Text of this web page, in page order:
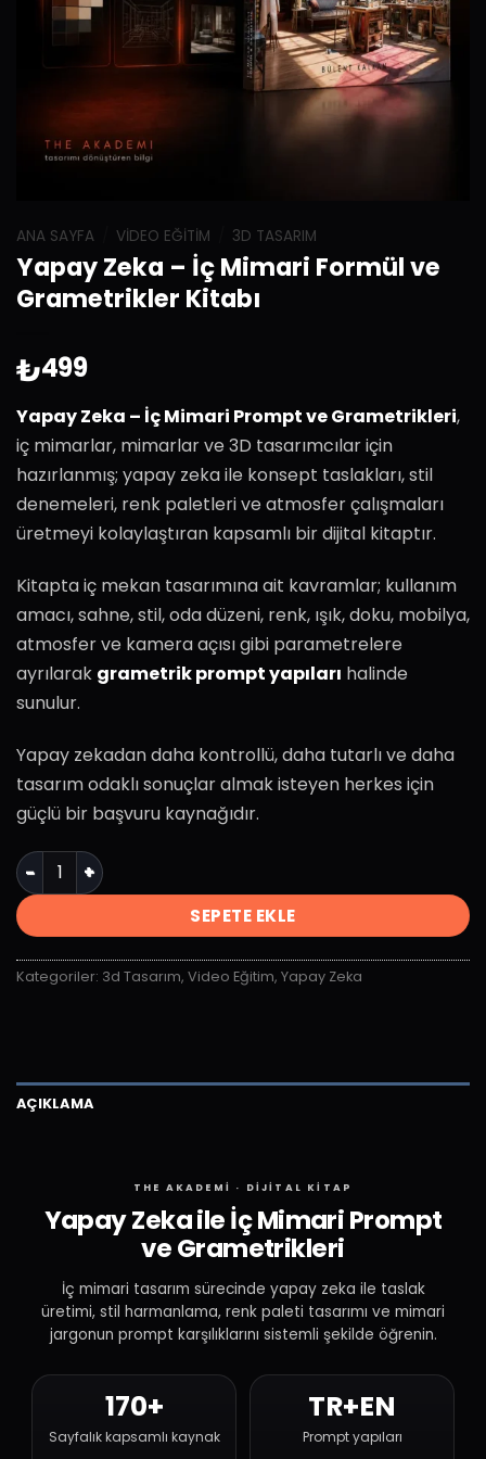
ANA SAYFA VIDEO EĞITIM 3D TASARIM
Yapay Zeka – İç Mimari Formül ve
Grametrikler Kitabı
₺499
Yapay Zeka – İç Mimari Prompt ve Grametrikleri,
iç mimarlar, mimarlar ve 3D tasarımcılar için
hazırlanmış; yapay zeka ile konsept taslakları, stil
denemeleri, renk paletleri ve atmosfer çalışmaları
üretmeyi kolaylaştıran kapsamlı bir dijital kitaptır.
Kitapta iç mekan tasarımına ait kavramlar; kullanım
amacı, sahne, stil, oda düzeni, renk, ışık, doku, mobilya,
atmosfer ve kamera açısı gibi parametrelere
ayrılarak grametrik prompt yapıları halinde
sunulur.
Yapay zekadan daha kontrollü, daha tutarlı ve daha
tasarım odaklı sonuçlar almak isteyen herkes için
güçlü bir başvuru kaynağıdır.
Yapay Zeka - İç Mimari Formül ve Grametrikler Kitabı
SEPETE EKLE
Kategoriler: 3d Tasarım, Video Eğitim, Yapay Zeka
AÇIKLAMA
THE AKADEMİ · DİJİTAL KİTAP
Yapay Zeka ile İç Mimari Prompt
ve Grametrikleri
İç mimari tasarım sürecinde yapay zeka ile taslak
üretimi, stil harmanlama, renk paleti tasarımı ve mimari
jargonun prompt karşılıklarını sistemli şekilde öğrenin.
170+
Sayfalık kapsamlı kaynak
TR+EN
Prompt yapıları